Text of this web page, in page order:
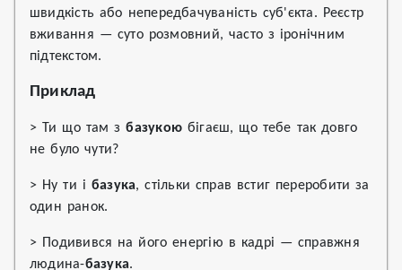
швидкість або непередбачуваність суб'єкта. Реєстр
вживання — суто розмовний, часто з іронічним
підтекстом.
Приклад
> Ти що там збазукою бігаєш, що тебе так довго
не було чути?
> Ну ти і базука, стільки справ встиг переробити за
один ранок.
> Подивився на його енергію в кадрі — справжня
людина-базука.